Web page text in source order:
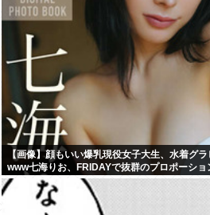
【画像】顔もいい爆乳現役女子大生、水着グ
www七海りお、FRIDAYで抜群のプロポーショ